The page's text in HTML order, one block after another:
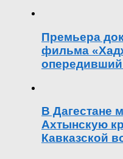
Премьера
фильма
В Дагестане
Ахтынскую
Кавказской